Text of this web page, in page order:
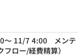
～ 11/7 4:00 メンテ
ロー/経費精算）